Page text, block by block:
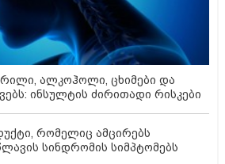
ალკოჰოლი, ცხიმები და
ინსულტის ძირითადი რისკები
რომელიც ამცირებს
სინდრომის სიმპტომებს